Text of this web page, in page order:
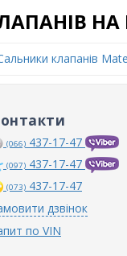
НА
клапанів
(066) 437-17-47
(097) 437-17-47
(073) 437-17-47
дзвінок
по VIN